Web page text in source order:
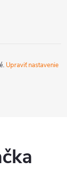
Upraviť nastavenie